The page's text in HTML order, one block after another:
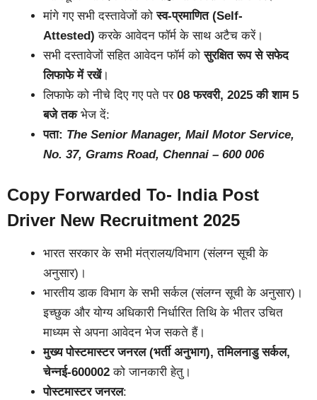
मांगे गए सभी दस्तावेजों कोस्व-प्रमाणित (Self-
Attested) करके आवेदन फॉर्म के साथ अटैच करें।
सभी दस्तावेजों सहित आवेदन फॉर्म कोसुरक्षित रूप से सफेद
लिफाफे में रखें।
लिफाफे को नीचे दिए गए पते पर 08 फरवरी, 2025 की शाम 5
बजे तकभेज दें:
पता: The Senior Manager, Mail Motor Service,
No. 37, Grams Road, Chennai – 600 006
Copy Forwarded To- India Post
Driver New Recruitment 2025
भारत सरकार के सभी मंत्रालय/विभाग (संलग्न सूची के
अनुसार)।
भारतीय डाक विभाग के सभी सर्कल (संलग्न सूची के अनुसार)।
इच्छुक और योग्य अधिकारी निर्धारित तिथि के भीतर उचित
माध्यम से अपना आवेदन भेज सकते हैं।
मुख्य पोस्टमास्टर जनरल (भर्ती अनुभाग), तमिलनाडु सर्कल,
चेन्नई-600002 को जानकारी हेतु।
पोस्टमास्टर जनरल: